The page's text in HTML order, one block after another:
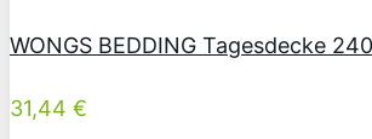
WONGS BEDDING Tagesdecke
31,44 €